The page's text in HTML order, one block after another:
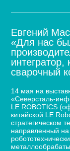
Евгений
«Для нас
интегратор,
сварочный
14 мая на
«Северсталь-
LE ROBOTICS
китайской LE
стратегическом
направленный